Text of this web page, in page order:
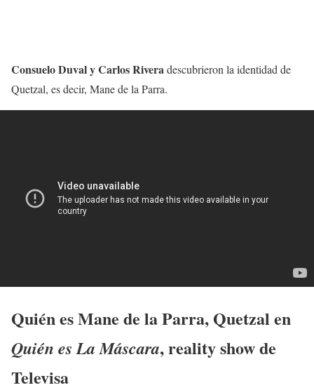
Consuelo Duval y Carlos Riveradescubrieron la identidad de
Quetzal, es decir, Mane de la Parra.
Quién esMane de la Parra, Quetzal en
Quién es La Máscara, reality show de
Televisa